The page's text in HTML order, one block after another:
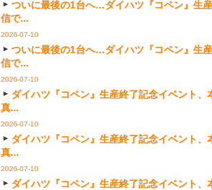
ついに最後の1台へ…ダイハツ『コペン』生
信で...
2026-07-10
ついに最後の1台へ…ダイハツ『コペン』生
信で...
2026-07-10
ダイハツ『コペン』生産終了記念イベント
真...
2026-07-10
ダイハツ『コペン』生産終了記念イベント
真...
2026-07-10
ダイハツ『コペン』生産終了記念イベント